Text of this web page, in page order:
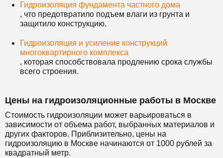
Гидроизоляция фундамента частного дома
, что предотвратило подъем влаги из грунта и
защитило конструкцию.
Гидроизоляция и усиление конструкций
многоквартирного комплекса
, которая способствовала продлению срока службы
всего строения.
Цены на гидроизоляционные работы в Москве
Стоимость гидроизоляции может варьироваться в
зависимости от объема работ, выбранных материалов и
других факторов. Приблизительно, цены на
гидроизоляцию в Москве начинаются от 1000 рублей за
квадратный метр.